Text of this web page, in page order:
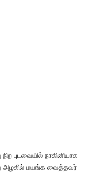
புடவையில் நாகினியாக
அழகில் மயங்க வைத்தவர்